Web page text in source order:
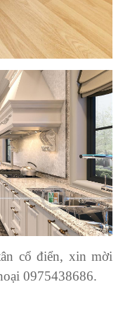
cổ điển, xin mời
0975438686.